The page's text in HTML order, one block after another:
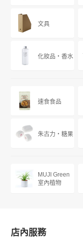
文具
化妝品・香水
速食食品
朱古力・糖果
MUJI Green
室內植物
店內服務